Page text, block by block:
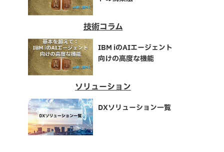
技術コラム
IBM iのAIエージェント
向けの高度な機能
ソリューション
DXソリューション一覧